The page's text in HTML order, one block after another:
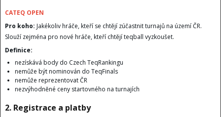
CATEQ OPEN
Pro koho: Jakékoliv hráče, kteří se chtějí zúčastnit turnajů na území ČR.
Slouží zejména pro nové hráče, kteří chtějí teqball vyzkoušet.
Definice:
nezískává body do Czech TeqRankingu
nemůže být nominován do TeqFinals
nemůže reprezentovat ČR
nezvýhodněné ceny startovného na turnajích
2. Registrace a platby